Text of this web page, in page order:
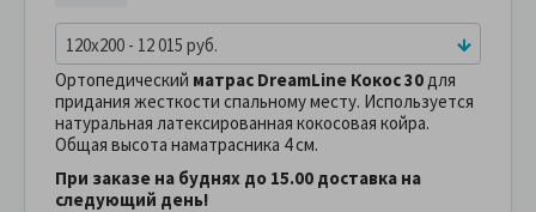
120x200 - 12 015 руб.
Ортопедический матрас DreamLine Кокос 30 для
придания жесткости спальному месту. Используется
натуральная латексированная кокосовая койра.
Общая высота наматрасника 4 см.
При заказе на буднях до 15.00 доставка на
следующий день!